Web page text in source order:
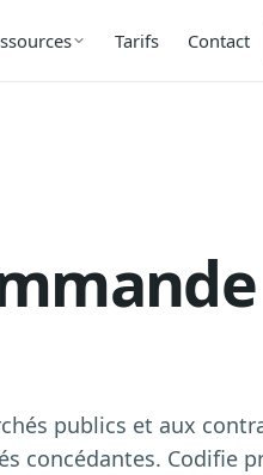
Tarifs Contact
publics et aux
concédantes. Codifie